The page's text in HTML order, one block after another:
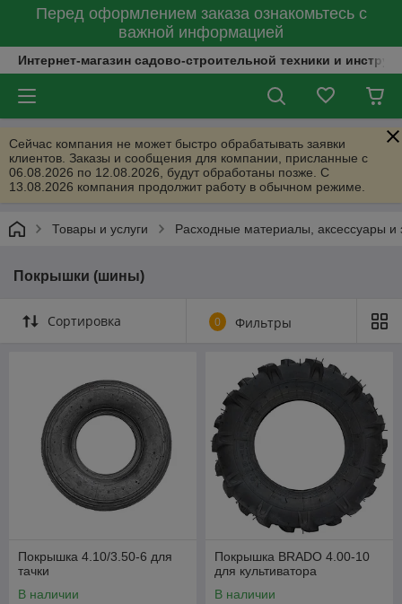
Перед оформлением заказа ознакомьтесь с
важной информацией
Интернет-магазин садово-строительной техники и
Сейчас компания не может быстро обрабатывать заявки
клиентов. Заказы и сообщения для компании, присланные с
06.08.2026 по 12.08.2026, будут обработаны позже. С
13.08.2026 компания продолжит работу в обычном режиме.
Товары и услуги Расходные материалы, аксессуары и
Покрышки (шины)
Сортировка 0 Фильтры
Покрышка 4.10/3.50-6 для
тачки
В наличии
Покрышка BRADO 4.00-10
для культиватора
В наличии